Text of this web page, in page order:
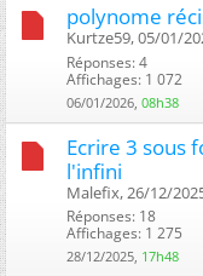
polynome
Kurtze59, 05/01/
Réponses: 4
Affichages: 1 072
06/01/2026, 08h38
Ecrire 3 sous
l'infini
Malefix, 26/12/
Réponses: 18
Affichages: 1 275
28/12/2025, 17h48